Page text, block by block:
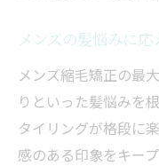
メンズの髪悩みに
メンズ縮毛矯正の最
りといった髪悩みを
タイリングが格段に
感のある印象をキー